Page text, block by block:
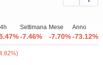
Settimana
-7.46%
Mese
-7.70%
Anno
-73.12%